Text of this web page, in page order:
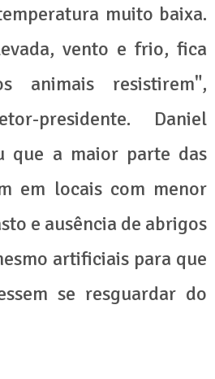
muito baixa.
vento e frio, fica
animais resistirem",
presidente. Daniel
que a maior parte das
em locais com menor
e ausência de abrigos
artificiais para que
se resguardar do